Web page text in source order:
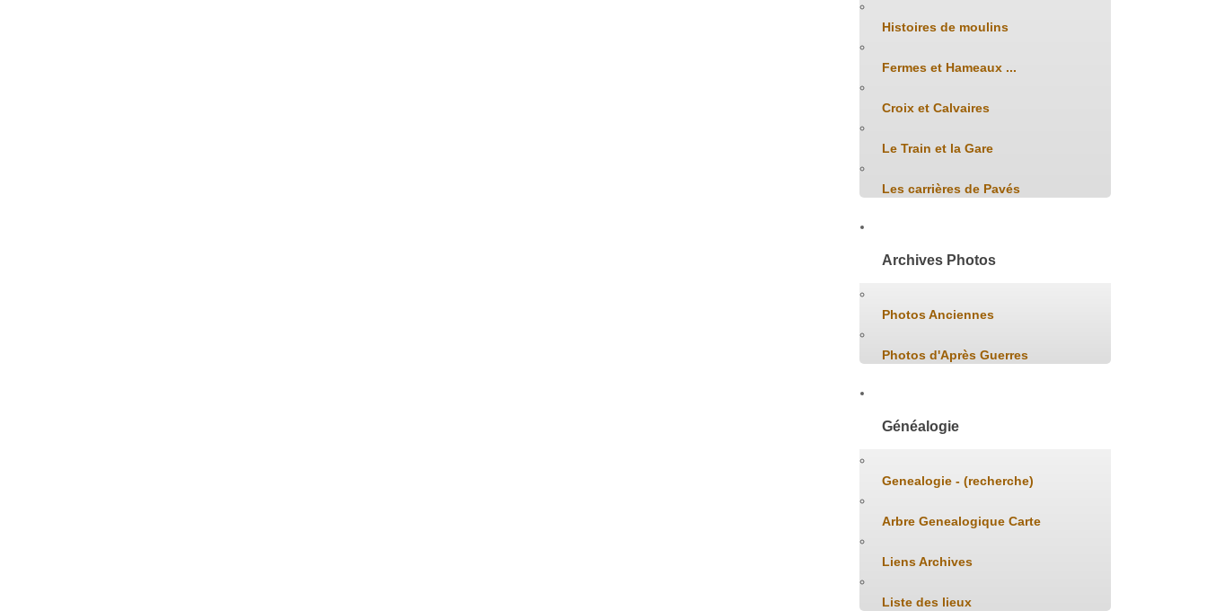
Histoires de moulins
Fermes et Hameaux ...
Croix et Calvaires
Le Train et la Gare
Les carrières de Pavés
Archives Photos
Photos Anciennes
Photos d'Après Guerres
Généalogie
Genealogie - (recherche)
Arbre Genealogique Carte
Liens Archives
Liste des lieux